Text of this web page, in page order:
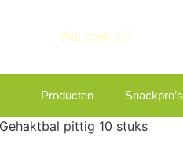
Producten Snackpro’s
pittig 10 stuks